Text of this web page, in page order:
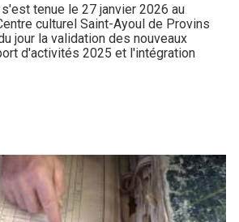
s'est tenue le 27 janvier 2026 au
culturel Saint-Ayoul de Provins
jour la validation des nouveaux
d'activités 2025 et l'intégration